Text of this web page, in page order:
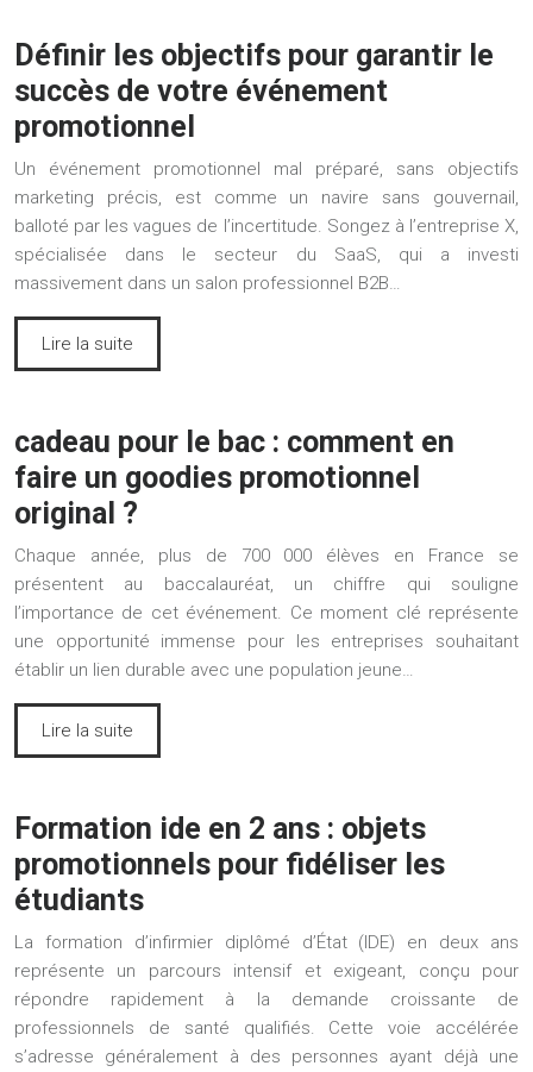
Définir les objectifs pour garantir le
succès de votre événement
promotionnel
Un événement promotionnel mal préparé, sans objectifs
marketing précis, est comme un navire sans gouvernail,
balloté par les vagues de l’incertitude. Songez à l’entreprise X,
spécialisée dans le secteur du SaaS, qui a investi
massivement dans un salon professionnel B2B…
Lire la suite
cadeau pour le bac : comment en
faire un goodies promotionnel
original ?
Chaque année, plus de 700 000 élèves en France se
présentent au baccalauréat, un chiffre qui souligne
l’importance de cet événement. Ce moment clé représente
une opportunité immense pour les entreprises souhaitant
établir un lien durable avec une population jeune…
Lire la suite
Formation ide en 2 ans : objets
promotionnels pour fidéliser les
étudiants
La formation d’infirmier diplômé d’État (IDE) en deux ans
représente un parcours intensif et exigeant, conçu pour
répondre rapidement à la demande croissante de
professionnels de santé qualifiés. Cette voie accélérée
s’adresse généralement à des personnes ayant déjà une